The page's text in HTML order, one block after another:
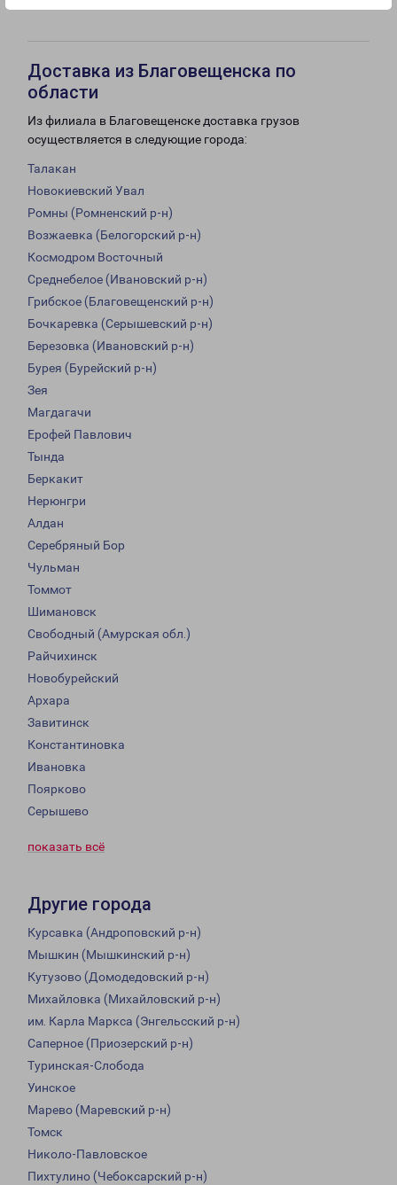
Доставка из Благовещенска по
области
Из филиала в Благовещенске доставка грузов
осуществляется в следующие города:
Талакан
Новокиевский Увал
Ромны (Ромненский р-н)
Возжаевка (Белогорский р-н)
Космодром Восточный
Среднебелое (Ивановский р-н)
Грибское (Благовещенский р-н)
Бочкаревка (Серышевский р-н)
Березовка (Ивановский р-н)
Бурея (Бурейский р-н)
Зея
Магдагачи
Ерофей Павлович
Тында
Беркакит
Нерюнгри
Алдан
Серебряный Бор
Чульман
Томмот
Шимановск
Свободный (Амурская обл.)
Райчихинск
Новобурейский
Архара
Завитинск
Константиновка
Ивановка
Поярково
Серышево
показать всё
Другие города
Курсавка (Андроповский р-н)
Мышкин (Мышкинский р-н)
Кутузово (Домодедовский р-н)
Михайловка (Михайловский р-н)
им. Карла Маркса (Энгельсский р-н)
Саперное (Приозерский р-н)
Туринская-Слобода
Уинское
Марево (Маревский р-н)
Томск
Николо-Павловское
Пихтулино (Чебоксарский р-н)